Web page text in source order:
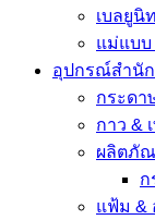
เบลยูนิท
แม่แบ
อุปกรณ์สำนั
กระดา
กาว &
ผลิตภั
ก
แฟ้ม &